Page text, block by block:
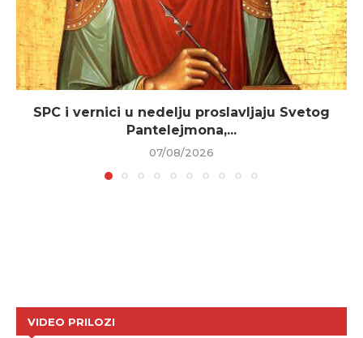
SPC i vernici u nedelju proslavljaju Svetog
Pantelejmona,...
07/08/2026
VIDEO PRILOZI